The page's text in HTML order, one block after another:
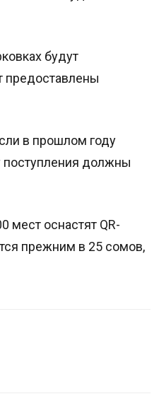
будут
предоставлены
в прошлом году
поступления должны
мест оснастят QR-
прежним в 25 сомов,